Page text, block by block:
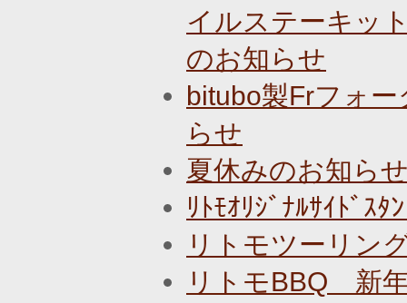
イルステーキッ
のお知らせ
bitubo製Frフォ
らせ
夏休みのお知ら
ﾘﾄﾓｵﾘｼﾞﾅﾙｻｲﾄﾞｽ
リトモツーリン
リトモBBQ 新